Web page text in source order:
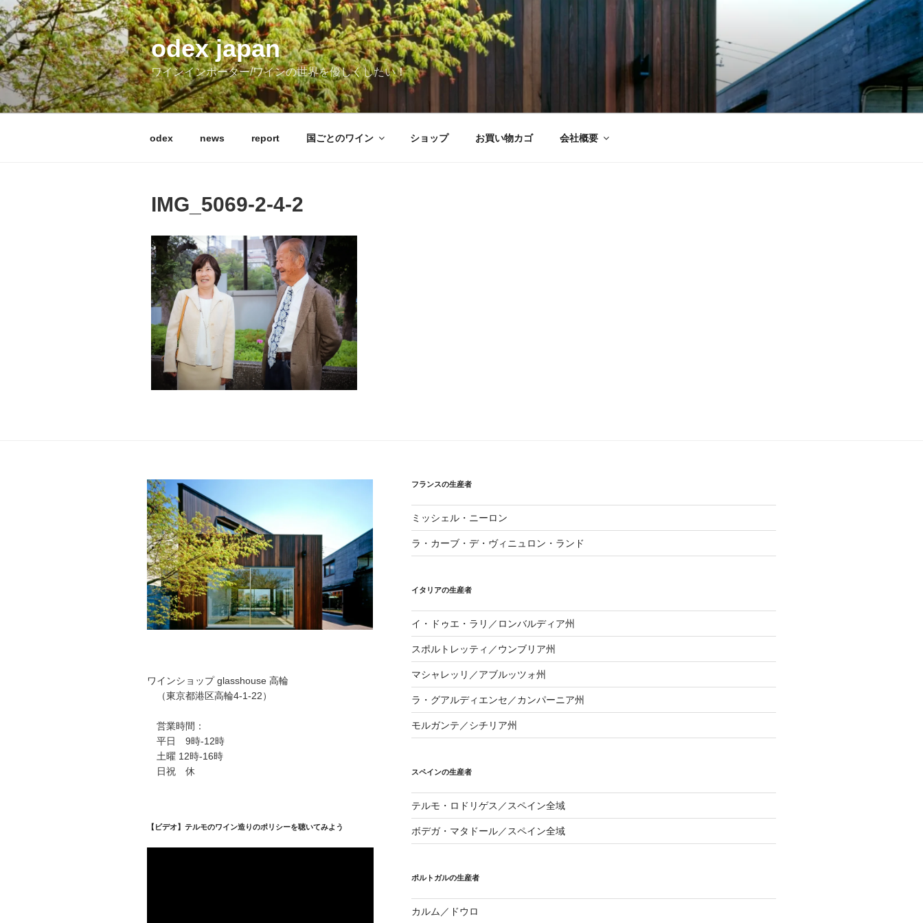
コ
ン
テ
ン
ツ
へ
ス
odex japan
ワインインポーター/ワインの世界を優しくしたい！
odex news report 国ごとのワイン ショップ お買い物カゴ 会社概要
IMG_5069-2-4-2
ワインショップ glasshouse 高輪
（東京都港区高輪4-1-22）
営業時間：
平日 9時-12時
土曜 12時-16時
日祝 休
【ビデオ】テルモのワイン造りのポリシーを聴いてみよう
フランスの生産者
ミッシェル・ニーロン
ラ・カーブ・デ・ヴィニュロン・ランド
イタリアの生産者
イ・ドゥエ・ラリ／ロンバルディア州
スポルトレッティ／ウンブリア州
マシャレッリ／アブルッツォ州
ラ・グアルディエンセ／カンパーニア州
モルガンテ／シチリア州
スペインの生産者
テルモ・ロドリゲス／スペイン全域
ボデガ・マタドール／スペイン全域
ポルトガルの生産者
カルム／ドウロ